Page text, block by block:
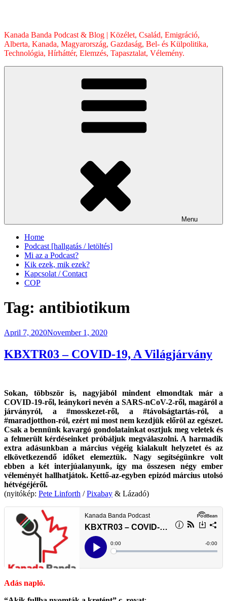
Kanada Banda Podcast & Blog | Közélet, Család, Emigráció,
Alberta, Kanada, Magyarország, Gazdaság, Bel- és Külpolitika,
Technológia, Hírháttér, Elemzés, Tapasztalat, Vélemény.
Menu
Home
Podcast [hallgatás / letöltés]
Mi az a Podcast?
Kik ezek, mik ezek?
Kapcsolat / Contact
COP
Tag: antibiotikum
Posted
April 7, 2020November 1, 2020
KBXTR03 – COVID-19, A Világjárvány
Sokan, többször is, nagyjából mindent elmondtak már a
COVID-19-ről, leánykori nevén a SARS-nCoV-2-ről, magáról a
járványról, a #mosskezet-ről, a #távolságtartás-ról, a
#maradjotthon-ról, ezért mi most nem kezdjük előröl az egészet.
Csak a bennünk kavargó gondolatainkat osztjuk meg veletek és
a felmerült kérdéseinket próbáljuk megválaszolni. A harmadik
extra adásunkban a március végéig kialakult helyzetet és az
elkövetkezendő időket elemeztük. Nagy segítségünkre volt
ebben a két interjúalanyunk, így ma összesen négy ember
véleményét hallhatjátok. Kettő-az-egyben epizód március utolsó
hétvégéjéről.
(nyitókép: Pete Linforth /Pixabay & Lázadó)
Adás napló.